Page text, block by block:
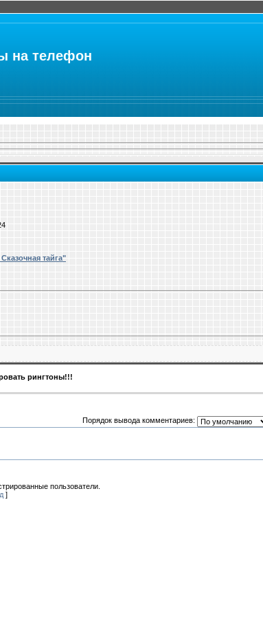
на телефон
тайга"
рингтоны!!!
Порядок вывода комментариев:
пользователи.
]